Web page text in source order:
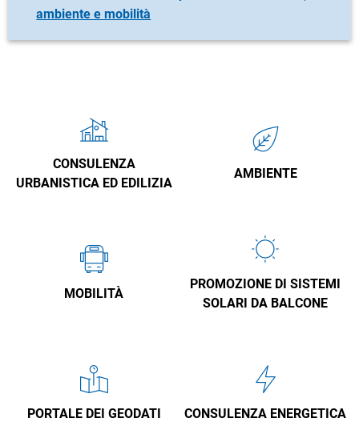
ambiente e mobilità
CONSULENZA
URBANISTICA ED EDILIZIA
AMBIENTE
MOBILITÀ
PROMOZIONE DI SISTEMI
SOLARI DA BALCONE
PORTALE DEI GEODATI CONSULENZA ENERGETICA